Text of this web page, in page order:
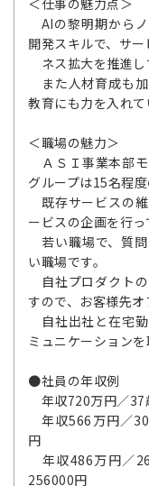
＜仕事の魅力点＞
AIの黎明期から
開発スキルで、サ
ネス拡大を推進し
また人材育成も
教育にも力を入れて
＜職場の魅力＞
ＡＳＩ事業本部
グループは15名程
既存サービスの
ービスの企画を行
若い職場で、質
い職場です。
自社プロダクト
すので、お客様先オ
自社出社と在宅
ミュニケーション
●社員の年収例
年収720万円／37
年収566万円／
円
年収486万円／
256000円